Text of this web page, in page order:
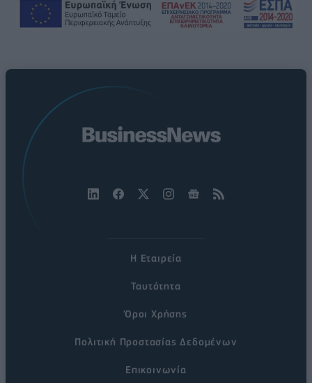
Η Εταιρεία
Ταυτότητα
Όροι Χρήσης
Πολιτική Προστασίας Δεδομένων
Επικοινωνία